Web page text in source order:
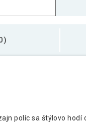
políc sa štýlovo hodí